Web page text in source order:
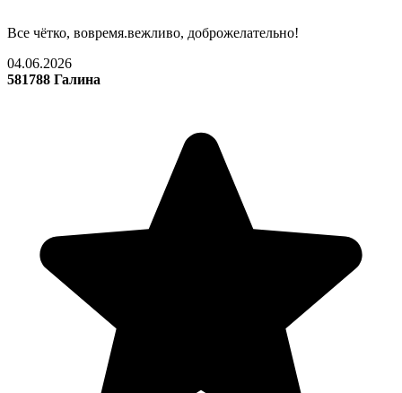
Все чётко, вовремя.вежливо, доброжелательно!
04.06.2026
581788 Галина